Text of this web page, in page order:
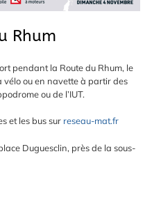
Rhum
pendant la Route du Rhum, le
vélo ou en navette à partir des
ou de l’IUT.
et les bus sur reseau-mat.fr
Duguesclin, près de la sous-